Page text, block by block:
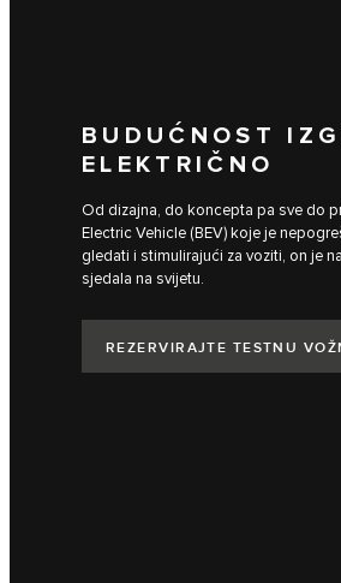
BUDUĆNOST
ELEKTRIČNO
Od dizajna, do koncepta pa sve do
Electric Vehicle (BEV) koje je
gledati i stimulirajući za voziti, on je
sjedala na svijetu.
REZERVIRAJTE TESTNU